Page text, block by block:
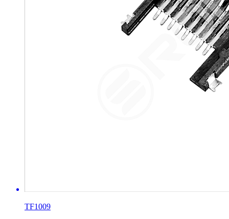
TF1009